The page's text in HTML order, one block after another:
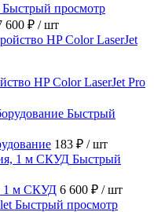
Быстрый просмотр
600 ₽ / шт
HP Color LaserJet Pro
Быстрый
183 ₽ / шт
Быстрый
1 м СКУД 6 600 ₽ / шт
Быстрый просмотр